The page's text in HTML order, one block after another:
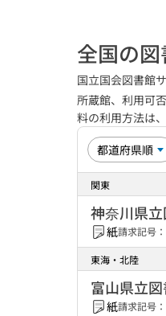
全国の
国立国会図書館
所蔵館、利用可
料の利用方法は
関東
神奈川県
紙請求記号：
東海・北陸
富山県立
紙請求記号：